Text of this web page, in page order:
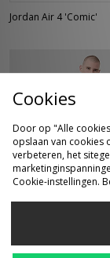
Jordan Air 4 'Comic'
Cookies
Door op "Alle
opslaan van cookies
verbeteren, het
Cookie-instellingen.